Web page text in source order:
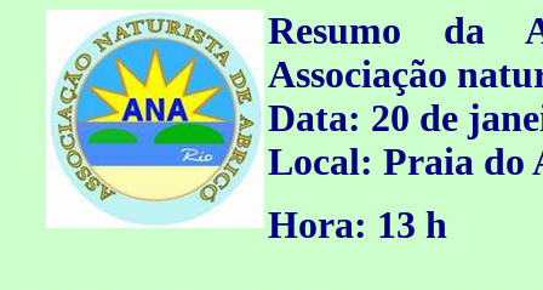
Resumo da
Associação
Data: 20 de
Local: Praia do
Hora: 13 h